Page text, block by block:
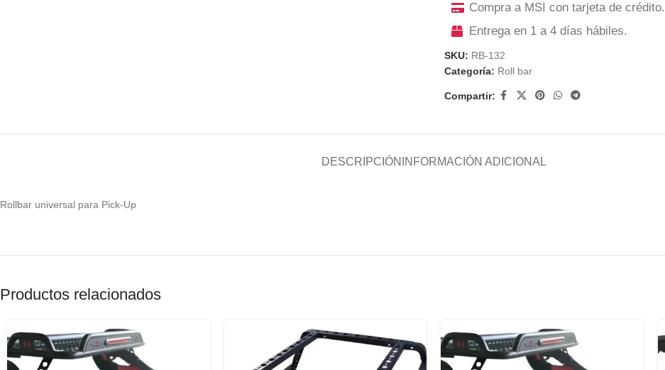
Compra a MSI con tarjeta de crédito.
Entrega en 1 a 4 días hábiles.
SKU: RB-132
Categoría: Roll bar
Compartir:
DESCRIPCIÓN INFORMACIÓN ADICIONAL
Rollbar universal para Pick-Up
Productos relacionados